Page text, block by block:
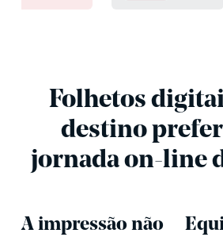
Folhetos
destino
jornada on-line
A impressão não